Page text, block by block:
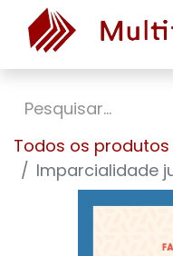
Todos os produtos
Imparcialidade